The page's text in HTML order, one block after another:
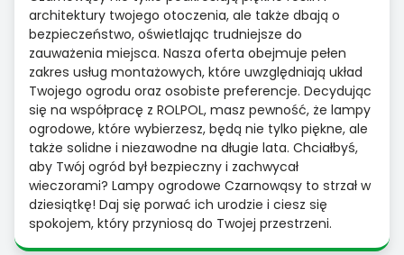
architektury twojego otoczenia, ale także dbają o
bezpieczeństwo, oświetlając trudniejsze do
zauważenia miejsca. Nasza oferta obejmuje pełen
zakres usług montażowych, które uwzględniają układ
Twojego ogrodu oraz osobiste preferencje. Decydując
się na współpracę z ROLPOL, masz pewność, że lampy
ogrodowe, które wybierzesz, będą nie tylko piękne, ale
także solidne i niezawodne na długie lata. Chciałbyś,
aby Twój ogród był bezpieczny i zachwycał
wieczorami? Lampy ogrodowe Czarnowąsy to strzał w
dziesiątkę! Daj się porwać ich urodzie i ciesz się
spokojem, który przyniosą do Twojej przestrzeni.